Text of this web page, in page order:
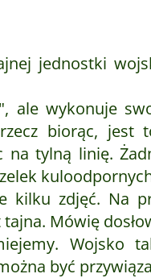
jednostki
ale wykonuje
biorąc, jest
tylną linię.
zdjęć. Na
Mówię
Wojsko
być